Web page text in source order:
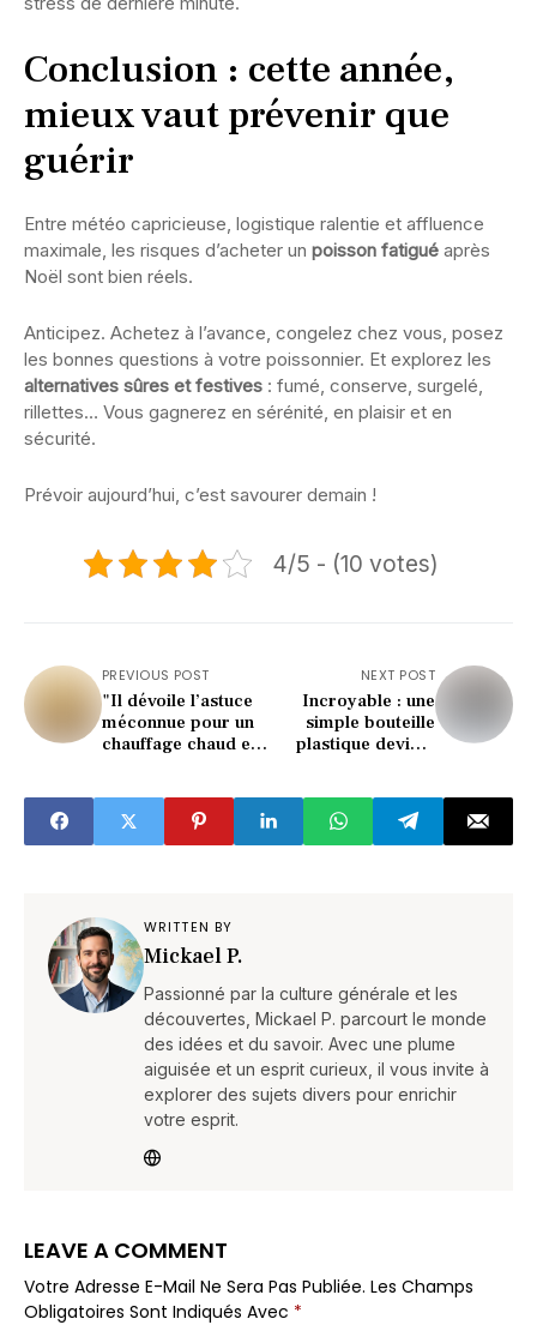
Conclusion : cette année,
mieux vaut prévenir que
guérir
Entre météo capricieuse, logistique ralentie et affluence
maximale, les risques d’acheter un poisson fatigué après
Noël sont bien réels.
Anticipez. Achetez à l’avance, congelez chez vous, posez
les bonnes questions à votre poissonnier. Et explorez les
alternatives sûres et festives : fumé, conserve, surgelé,
rillettes… Vous gagnerez en sérénité, en plaisir et en
sécurité.
Prévoir aujourd’hui, c’est savourer demain !
4/5 - (10 votes)
PREVIOUS POST
"Il dévoile l’astuce
méconnue pour un
chauffage chaud en
NEXT POST
Incroyable : une
simple bouteille
plastique devient
WRITTEN BY
Mickael P.
Passionné par la culture générale et les
découvertes, Mickael P. parcourt le monde
des idées et du savoir. Avec une plume
aiguisée et un esprit curieux, il vous invite à
explorer des sujets divers pour enrichir
votre esprit.
LEAVE A COMMENT
Votre Adresse E-Mail Ne Sera Pas Publiée. Les Champs
Obligatoires Sont Indiqués Avec *